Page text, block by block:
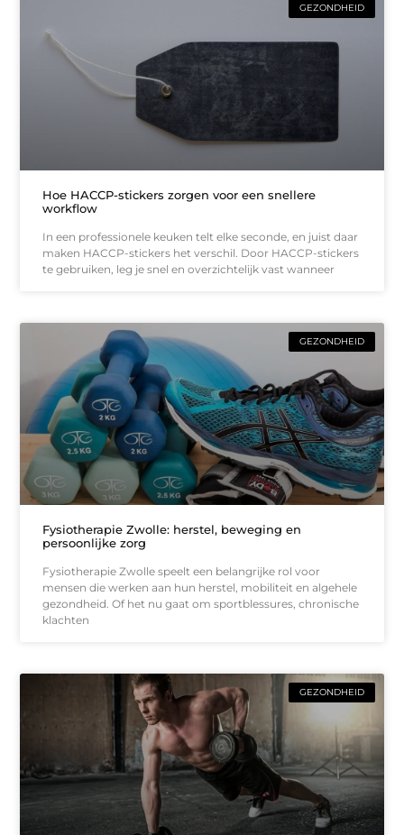
GEZONDHEID
Hoe HACCP-stickers zorgen voor een snellere
workflow
In een professionele keuken telt elke seconde, en juist daar
maken HACCP-stickers het verschil. Door HACCP-stickers
te gebruiken, leg je snel en overzichtelijk vast wanneer
GEZONDHEID
Fysiotherapie Zwolle: herstel, beweging en
persoonlijke zorg
Fysiotherapie Zwolle speelt een belangrijke rol voor
mensen die werken aan hun herstel, mobiliteit en algehele
gezondheid. Of het nu gaat om sportblessures, chronische
klachten
GEZONDHEID